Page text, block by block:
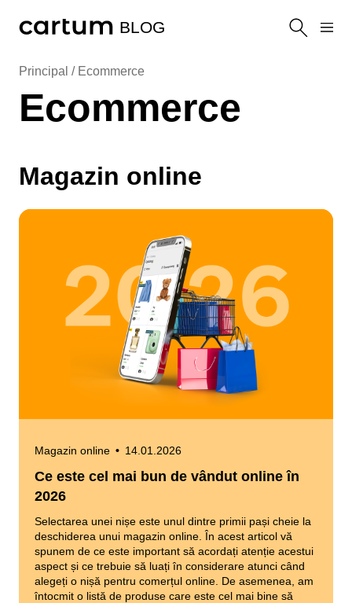
BLOG
Principal / Ecommerce
Ecommerce
Magazin online
Magazin online • 14.01.2026
Ce este cel mai bun de vândut online în
2026
Selectarea unei nișe este unul dintre primii pași cheie la
deschiderea unui magazin online. În acest articol vă
spunem de ce este important să acordați atenție acestui
aspect și ce trebuie să luați în considerare atunci când
alegeți o nișă pentru comerțul online. De asemenea, am
întocmit o listă de produse care este cel mai bine să